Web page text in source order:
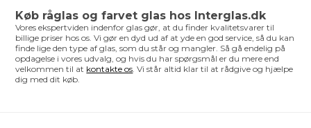
Køb råglas og farvet glas hos Interglas.dk
Vores ekspertviden indenfor glas gør, at du finder kvalitetsvarer til
billige priser hos os. Vi gør en dyd ud af at yde en god service, så du kan
finde lige den type af glas, som du står og mangler. Så gå endelig på
opdagelse i vores udvalg, og hvis du har spørgsmål er du mere end
velkommen til at kontakte os . Vi står altid klar til at rådgive og hjælpe
dig med dit køb.